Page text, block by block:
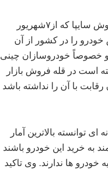
معاون بازاریابی و فروش سایپا با اعلام آخرین طرح فروش سایپا که از۷شهریور
رتبه اول فروش خودرو را در کشور از آن
و خصوصاً خودروسازان چینی
است در قله فروش بازار
با آن را نداشته باشد
توانسته بالاترین آمار
به خرید این خودرو باشند
ها ندارند. وی تاکید